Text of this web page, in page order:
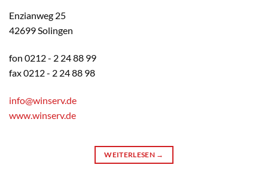
Enzianweg 25
42699 Solingen
fon 0212 - 2 24 88 99
fax 0212 - 2 24 88 98
info@winserv.de
www.winserv.de
WEITERLESEN →